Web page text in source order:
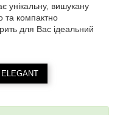
унікальну, вишукану
та компактно
для Вас ідеальний